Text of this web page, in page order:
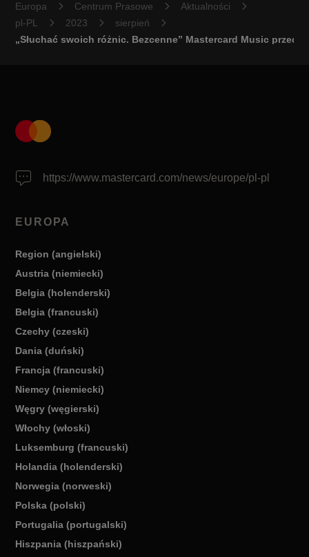
Europa Centrum Prasowe
Aktualności
pl-PL
2023
sierpień
„Słuchać swoich różnic. Bezcenne” Mastercard Music
https://www.mastercard.com/news/europe/pl-pl
EUROPA
Region (angielski)
Austria (niemiecki)
Belgia (holenderski)
Belgia (francuski)
Czechy (czeski)
Dania (duński)
Francja (francuski)
Niemcy (niemiecki)
Węgry (węgierski)
Włochy (włoski)
Luksemburg (francuski)
Holandia (holenderski)
Norwegia (norweski)
Polska (polski)
Portugalia (portugalski)
Hiszpania (hiszpański)